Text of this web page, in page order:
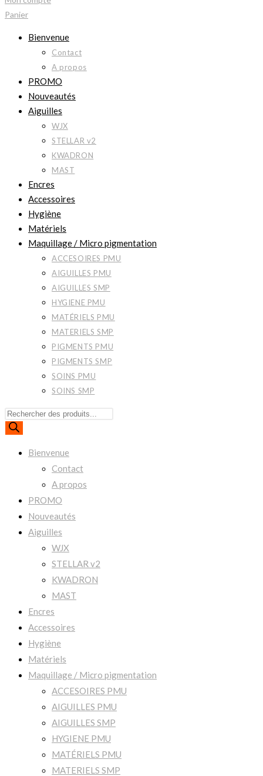
Panier
Bienvenue
Contact
A propos
PROMO
Nouveautés
Aiguilles
WJX
STELLAR v2
KWADRON
MAST
Encres
Accessoires
Hygiène
Matériels
Maquillage / Micro pigmentation
ACCESOIRES PMU
AIGUILLES PMU
AIGUILLES SMP
HYGIENE PMU
MATÉRIELS PMU
MATERIELS SMP
PIGMENTS PMU
PIGMENTS SMP
SOINS PMU
SOINS SMP
Recherche
de
Bienvenue
Contact
A propos
PROMO
Nouveautés
Aiguilles
WJX
STELLAR v2
KWADRON
MAST
Encres
Accessoires
Hygiène
Matériels
Maquillage / Micro pigmentation
ACCESOIRES PMU
AIGUILLES PMU
AIGUILLES SMP
HYGIENE PMU
MATÉRIELS PMU
MATERIELS SMP